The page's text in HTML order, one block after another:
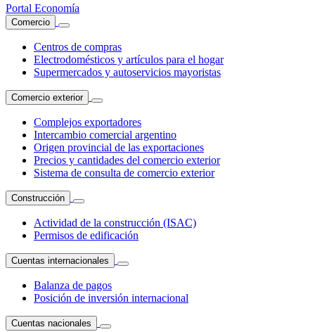
Portal Economía
Comercio
Centros de compras
Electrodomésticos y artículos para el hogar
Supermercados y autoservicios mayoristas
Comercio exterior
Complejos exportadores
Intercambio comercial argentino
Origen provincial de las exportaciones
Precios y cantidades del comercio exterior
Sistema de consulta de comercio exterior
Construcción
Actividad de la construcción (ISAC)
Permisos de edificación
Cuentas internacionales
Balanza de pagos
Posición de inversión internacional
Cuentas nacionales